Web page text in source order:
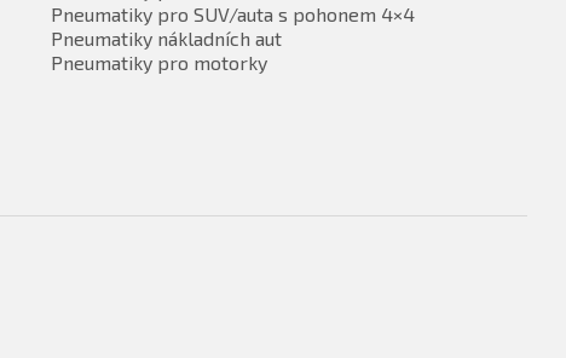
Pneumatiky pro SUV/auta s pohonem 4×4
Pneumatiky nákladních aut
Pneumatiky pro motorky